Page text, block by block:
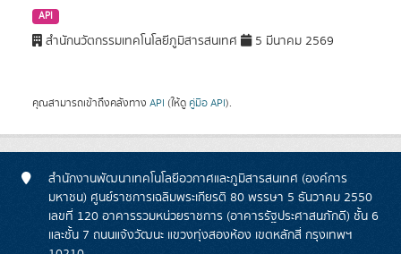
API
สำนักนวัตกรรมเทคโนโลยีภูมิสารสนเทศ 5 มีนาคม 2569
คุณสามารถเข้าถึงคลังทาง API (ให้ดู คู่มือ API).
สำนักงานพัฒนาเทคโนโลยีอวกาศและภูมิสารสนเทศ (องค์การ
มหาชน) ศูนย์ราชการเฉลิมพระเกียรติ 80 พรรษา 5 ธันวาคม 2550
เลขที่ 120 อาคารรวมหน่วยราชการ (อาคารรัฐประศาสนภักดี) ชั้น 6
และชั้น 7 ถนนแจ้งวัฒนะ แขวงทุ่งสองห้อง เขตหลักสี่ กรุงเทพฯ